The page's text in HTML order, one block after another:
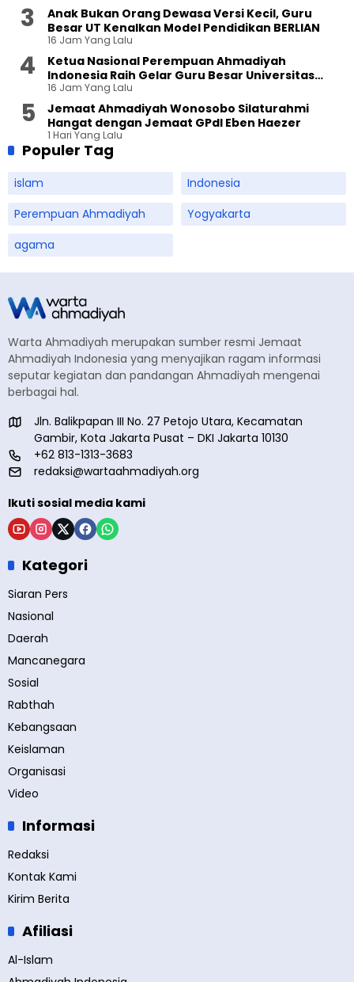
Anak Bukan Orang Dewasa Versi Kecil, Guru
Besar UT Kenalkan Model Pendidikan BERLIAN
16 Jam Yang Lalu
Ketua Nasional Perempuan Ahmadiyah
Indonesia Raih Gelar Guru Besar Universitas
Terbuka
16 Jam Yang Lalu
Jemaat Ahmadiyah Wonosobo Silaturahmi
Hangat dengan Jemaat GPdI Eben Haezer
1 Hari Yang Lalu
Populer Tag
islam
Indonesia
Perempuan Ahmadiyah
Yogyakarta
agama
Warta Ahmadiyah merupakan sumber resmi Jemaat
Ahmadiyah Indonesia yang menyajikan ragam informasi
seputar kegiatan dan pandangan Ahmadiyah mengenai
berbagai hal.
Jln. Balikpapan III No. 27 Petojo Utara, Kecamatan
Gambir, Kota Jakarta Pusat – DKI Jakarta 10130
+62 813-1313-3683
redaksi@wartaahmadiyah.org
Ikuti sosial media kami
Kategori
Siaran Pers
Nasional
Daerah
Mancanegara
Sosial
Rabthah
Kebangsaan
Keislaman
Organisasi
Video
Informasi
Redaksi
Kontak Kami
Kirim Berita
Afiliasi
Al-Islam